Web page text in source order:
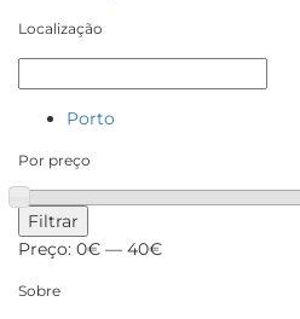
Localização
Porto
Por preço
Filtrar
Preço: 0€ — 40€
Sobre